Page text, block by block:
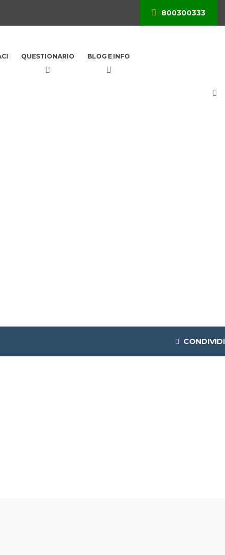
800300333
QUESTIONARIO BLOG E INFO
CONDIVIDI